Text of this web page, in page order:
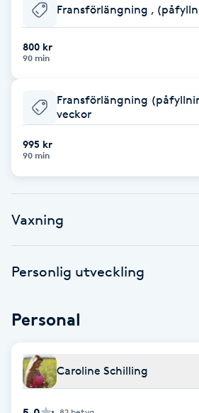
Extensions
Extensions borttagning
Face framing
Fet hårbotten
Fettreducering
Fotmassage
Fransförlängning ,
800 kr
90 min
Fransförlängning
veckor
995 kr
90 min
Vaxning
Personlig utveckling
Personal
Caroline Schilling